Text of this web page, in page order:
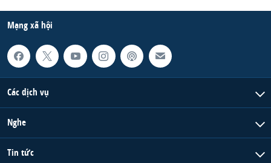
Mạng xã hội
Các dịch vụ
Nghe
Tin tức